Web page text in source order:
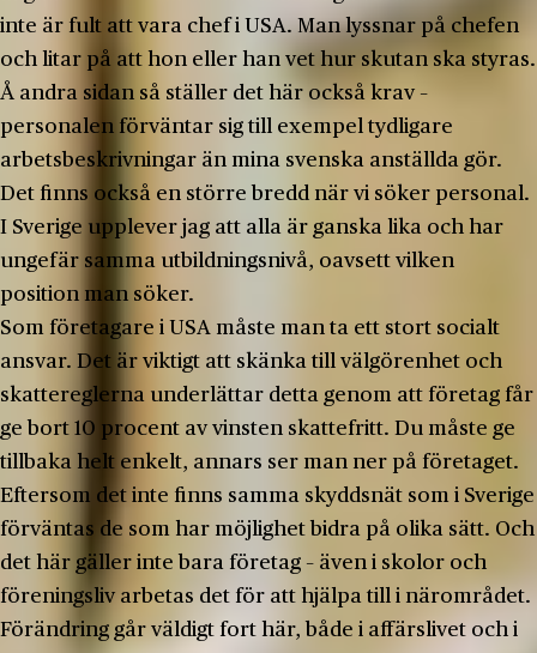
inte är fult att vara chef i USA. Man lyssnar på chefen
och litar på att hon eller han vet hur skutan ska styras.
Å andra sidan så ställer det här också krav –
personalen förväntar sig till exempel tydligare
arbetsbeskrivningar än mina svenska anställda gör.
Det finns också en större bredd när vi söker personal.
I Sverige upplever jag att alla är ganska lika och har
ungefär samma utbildningsnivå, oavsett vilken
position man söker.
Som företagare i USA måste man ta ett stort socialt
ansvar. Det är viktigt att skänka till välgörenhet och
skattereglerna underlättar detta genom att företag får
ge bort 10 procent av vinsten skattefritt. Du måste ge
tillbaka helt enkelt, annars ser man ner på företaget.
Eftersom det inte finns samma skyddsnät som i Sverige
förväntas de som har möjlighet bidra på olika sätt. Och
det här gäller inte bara företag – även i skolor och
föreningsliv arbetas det för att hjälpa till i närområdet.
Förändring går väldigt fort här, både i affärslivet och i